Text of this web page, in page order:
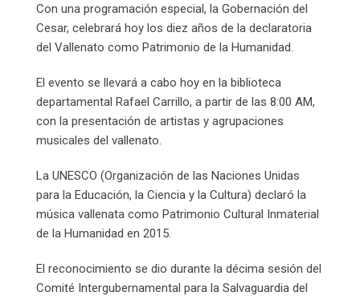
Con una programación especial, la Gobernación del
Cesar, celebrará hoy los diez años de la declaratoria
del Vallenato como Patrimonio de la Humanidad.
El evento se llevará a cabo hoy en la biblioteca
departamental Rafael Carrillo, a partir de las 8:00 AM,
con la presentación de artistas y agrupaciones
musicales del vallenato.
La UNESCO (Organización de las Naciones Unidas
para la Educación, la Ciencia y la Cultura) declaró la
música vallenata como Patrimonio Cultural Inmaterial
de la Humanidad en 2015.
El reconocimiento se dio durante la décima sesión del
Comité Intergubernamental para la Salvaguardia del